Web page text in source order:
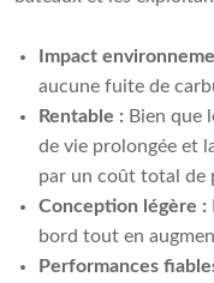
Impact
aucune fuite de
Rentable : Bien que
de vie prolongée et
par un coût total de
Conception légère :
bord tout en
Performances